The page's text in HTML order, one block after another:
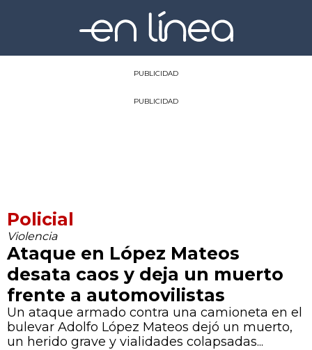
PUBLICIDAD
PUBLICIDAD
Policial
Violencia
Ataque en López Mateos
desata caos y deja un muerto
frente a automovilistas
Un ataque armado contra una camioneta en el
bulevar Adolfo López Mateos dejó un muerto,
un herido grave y vialidades colapsadas...